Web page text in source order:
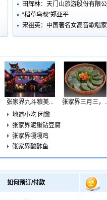
田辉林：天门山旅游股份有限
“稻草鸟叔”郑亚平
宋祖英：中国著名女高音歌唱
张家界九斗粮美...
张家界三月三，
地道小吃 团馓
张家界泥鳅钻豆腐
张家界嘎嘎鸡
张家界酸酢鱼
如何预订/付款